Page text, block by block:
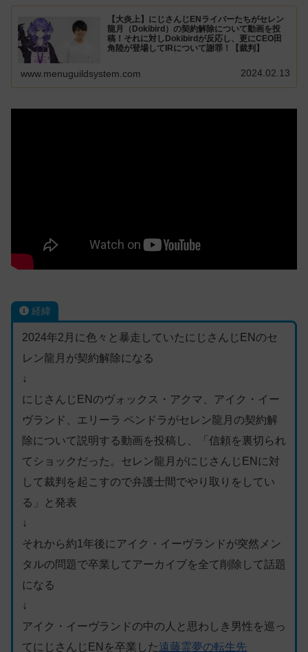
【大炎上】にじさんじENライバーたちがセレン
龍月（Dokibird）の契約解除について動画を投
稿！それに対しDokibirdが反応し、更にCEO田
角陸が登場してIRについて謝罪！【裁判】
www.menuguildsystem.com 2024.02.13
経緯
2024年2月に色々と暴走していたにじさんじENのセ
レン龍月が契約解除になる
↓
にじさんじENのヴォックス・アクマ、アイク・イー
ヴランド、エリーラ ペンドラがセレン龍月の契約解
除について説明する動画を投稿し、「信頼を裏切られ
てショックだった。セレン龍月がにじさんじENに対
して裁判を起こすので弁護士間でやり取りをしてい
る」と発表
↓
それから約1年後にアイク・イーヴランドが突然メン
タルの問題で卒業してアーカイブを全て削除して話題
になる
↓
アイク・イーヴランドの中の人と思わしき男性を巡っ
てにじさんじENを卒業した遠藤霊夢の転生先